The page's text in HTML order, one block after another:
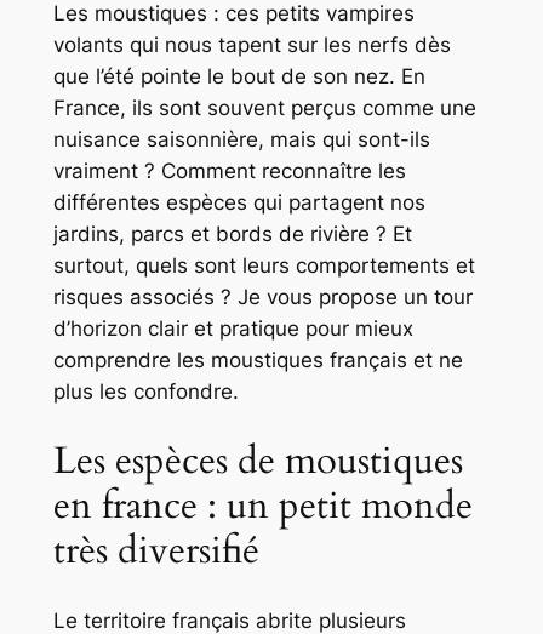
Les moustiques : ces petits vampires
volants qui nous tapent sur les nerfs dès
que l’été pointe le bout de son nez. En
France, ils sont souvent perçus comme une
nuisance saisonnière, mais qui sont-ils
vraiment ? Comment reconnaître les
différentes espèces qui partagent nos
jardins, parcs et bords de rivière ? Et
surtout, quels sont leurs comportements et
risques associés ? Je vous propose un tour
d’horizon clair et pratique pour mieux
comprendre les moustiques français et ne
plus les confondre.
Les espèces de moustiques
en france : un petit monde
très diversifié
Le territoire français abrite plusieurs